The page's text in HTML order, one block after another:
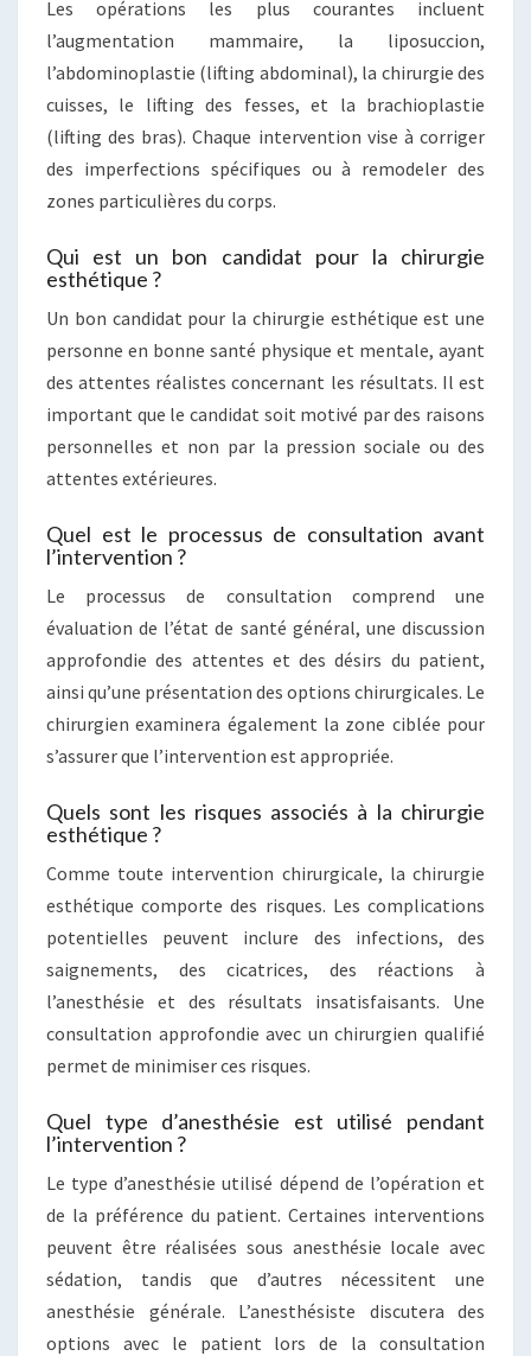
Les opérations les plus courantes incluent
l’augmentation mammaire, la liposuccion,
l’abdominoplastie (lifting abdominal), la chirurgie des
cuisses, le lifting des fesses, et la brachioplastie
(lifting des bras). Chaque intervention vise à corriger
des imperfections spécifiques ou à remodeler des
zones particulières du corps.
Qui est un bon candidat pour la chirurgie
esthétique ?
Un bon candidat pour la chirurgie esthétique est une
personne en bonne santé physique et mentale, ayant
des attentes réalistes concernant les résultats. Il est
important que le candidat soit motivé par des raisons
personnelles et non par la pression sociale ou des
attentes extérieures.
Quel est le processus de consultation avant
l’intervention ?
Le processus de consultation comprend une
évaluation de l’état de santé général, une discussion
approfondie des attentes et des désirs du patient,
ainsi qu’une présentation des options chirurgicales. Le
chirurgien examinera également la zone ciblée pour
s’assurer que l’intervention est appropriée.
Quels sont les risques associés à la chirurgie
esthétique ?
Comme toute intervention chirurgicale, la chirurgie
esthétique comporte des risques. Les complications
potentielles peuvent inclure des infections, des
saignements, des cicatrices, des réactions à
l’anesthésie et des résultats insatisfaisants. Une
consultation approfondie avec un chirurgien qualifié
permet de minimiser ces risques.
Quel type d’anesthésie est utilisé pendant
l’intervention ?
Le type d’anesthésie utilisé dépend de l’opération et
de la préférence du patient. Certaines interventions
peuvent être réalisées sous anesthésie locale avec
sédation, tandis que d’autres nécessitent une
anesthésie générale. L’anesthésiste discutera des
options avec le patient lors de la consultation